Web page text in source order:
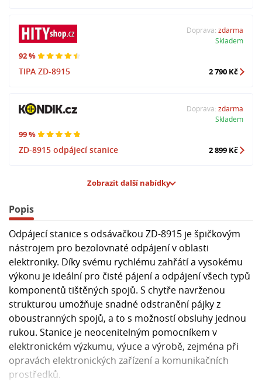
92 %
TIPA ZD-8915
Doprava: zdarma
Skladem
2 790 Kč
99 %
ZD-8915 odpájecí stanice
Doprava: zdarma
Skladem
2 899 Kč
Zobrazit další nabídky
Popis
Odpájecí stanice s odsávačkou ZD-8915 je špičkovým
nástrojem pro bezolovnaté odpájení v oblasti
elektroniky. Díky svému rychlému zahřátí a vysokému
výkonu je ideální pro čisté pájení a odpájení všech typů
komponentů tištěných spojů. S chytře navrženou
strukturou umožňuje snadné odstranění pájky z
oboustranných spojů, a to s možností obsluhy jednou
rukou. Stanice je neocenitelným pomocníkem v
elektronickém výzkumu, výuce a výrobě, zejména při
opravách elektronických zařízení a komunikačních
prostředků.